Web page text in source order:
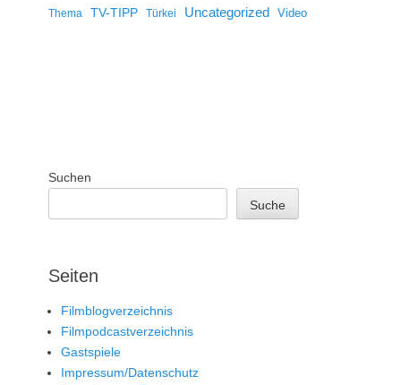
Thema TV-TIPP Türkei Uncategorized Video
Suchen
Suche
Seiten
Filmblogverzeichnis
Filmpodcastverzeichnis
Gastspiele
Impressum/Datenschutz